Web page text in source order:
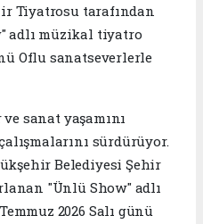
Tiyatrosu tarafından
adlı müzikal tiyatro
Oflu sanatseverlerle
sanat yaşamını
sürdürüyor.
Belediyesi Şehir
"Ünlü Show" adlı
2026 Salı günü